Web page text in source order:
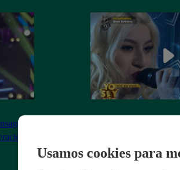
Usamos cookies para